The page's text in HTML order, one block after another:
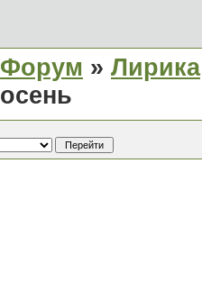
Форум » Лирика
осень